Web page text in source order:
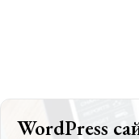
WordPress